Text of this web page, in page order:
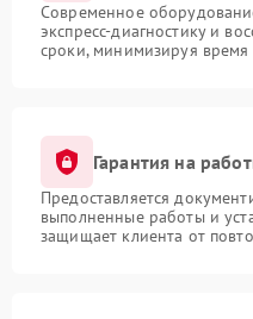
Современное
экспресс-диагностику и
сроки, минимизируя время
Гарантия на
Предоставляется
выполненные работы и
защищает клиента от